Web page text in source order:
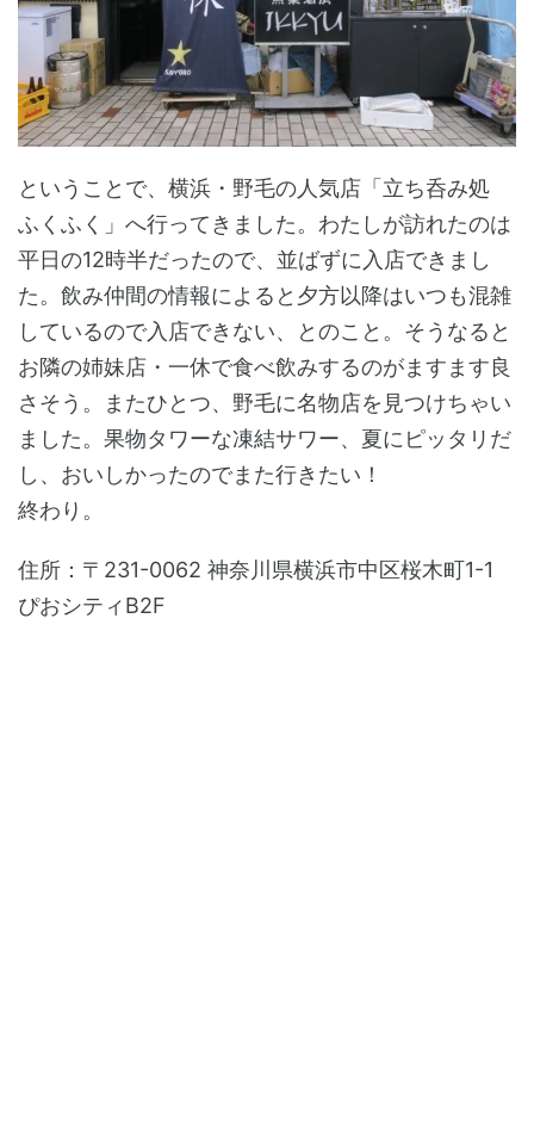
ということで、横浜・野毛の人気店「立ち呑み処
ふくふく」へ行ってきました。わたしが訪れたのは
平日の12時半だったので、並ばずに入店できまし
た。飲み仲間の情報によると夕方以降はいつも混雑
しているので入店できない、とのこと。そうなると
お隣の姉妹店・一休で食べ飲みするのがますます良
さそう。またひとつ、野毛に名物店を見つけちゃい
ました。果物タワーな凍結サワー、夏にピッタリだ
し、おいしかったのでまた行きたい！
終わり。
住所：〒231-0062 神奈川県横浜市中区桜木町1-1
ぴおシティB2F